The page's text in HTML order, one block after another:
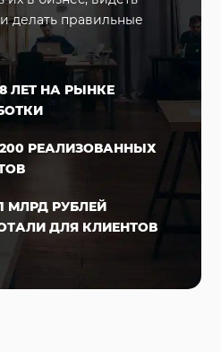
делать правильные
ЛЕТ НА РЫНКЕ
РЕАЛИЗОВАННЫХ
МЛРД РУБЛЕЙ
ДЛЯ КЛИЕНТОВ